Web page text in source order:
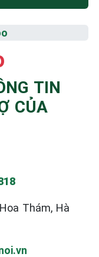
TIN
CỦA
Thám, Hà